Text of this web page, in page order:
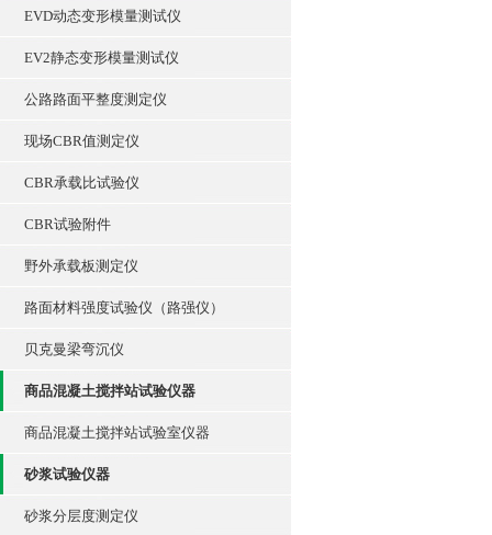
EVD动态变形模量测试仪
EV2静态变形模量测试仪
公路路面平整度测定仪
现场CBR值测定仪
CBR承载比试验仪
CBR试验附件
野外承载板测定仪
路面材料强度试验仪（路强仪）
贝克曼梁弯沉仪
商品混凝土搅拌站试验仪器
商品混凝土搅拌站试验室仪器
砂浆试验仪器
砂浆分层度测定仪